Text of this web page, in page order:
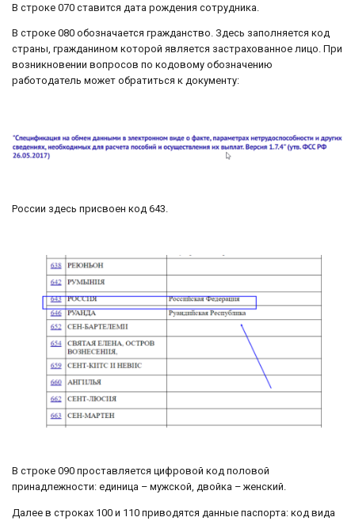
В строке 070 ставится дата рождения сотрудника.
В строке 080 обозначается гражданство. Здесь заполняется код
страны, гражданином которой является застрахованное лицо. При
возникновении вопросов по кодовому обозначению
работодатель может обратиться к документу:
России здесь присвоен код 643.
В строке 090 проставляется цифровой код половой
принадлежности: единица – мужской, двойка – женский.
Далее в строках 100 и 110 приводятся данные паспорта: код вида